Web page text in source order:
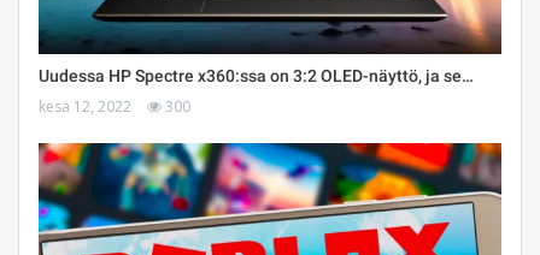
Uudessa HP Spectre x360:ssa on 3:2 OLED-näyttö, ja se…
kesä 12, 2022 300